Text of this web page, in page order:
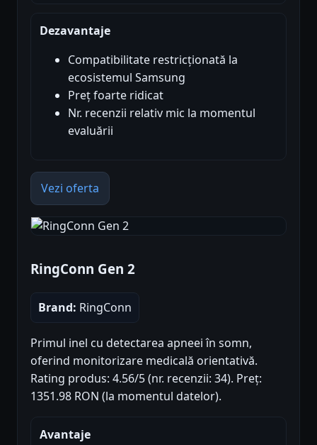
Dezavantaje
Compatibilitate restricționată la
ecosistemul Samsung
Preț foarte ridicat
Nr. recenzii relativ mic la momentul
evaluării
Vezi oferta
RingConn Gen 2
Brand: RingConn
Primul inel cu detectarea apneei în somn,
oferind monitorizare medicală orientativă.
Rating produs: 4.56/5 (nr. recenzii: 34). Preț:
1351.98 RON (la momentul datelor).
Avantaje